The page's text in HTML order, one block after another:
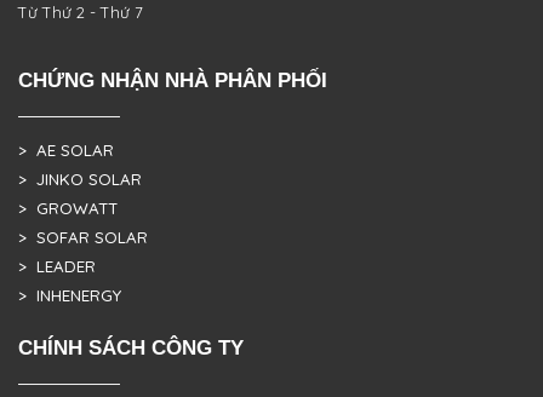
Từ Thứ 2 - Thứ 7
CHỨNG NHẬN NHÀ PHÂN PHỐI
> AE SOLAR
> JINKO SOLAR
> GROWATT
> SOFAR SOLAR
> LEADER
> INHENERGY
CHÍNH SÁCH CÔNG TY